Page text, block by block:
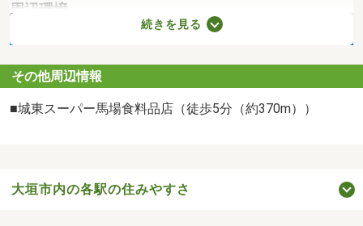
周辺環境
続きを見る
その他周辺情報
■城東スーパー馬場食料品店（徒歩5分（約370m））
大垣市内の各駅の住みやすさ